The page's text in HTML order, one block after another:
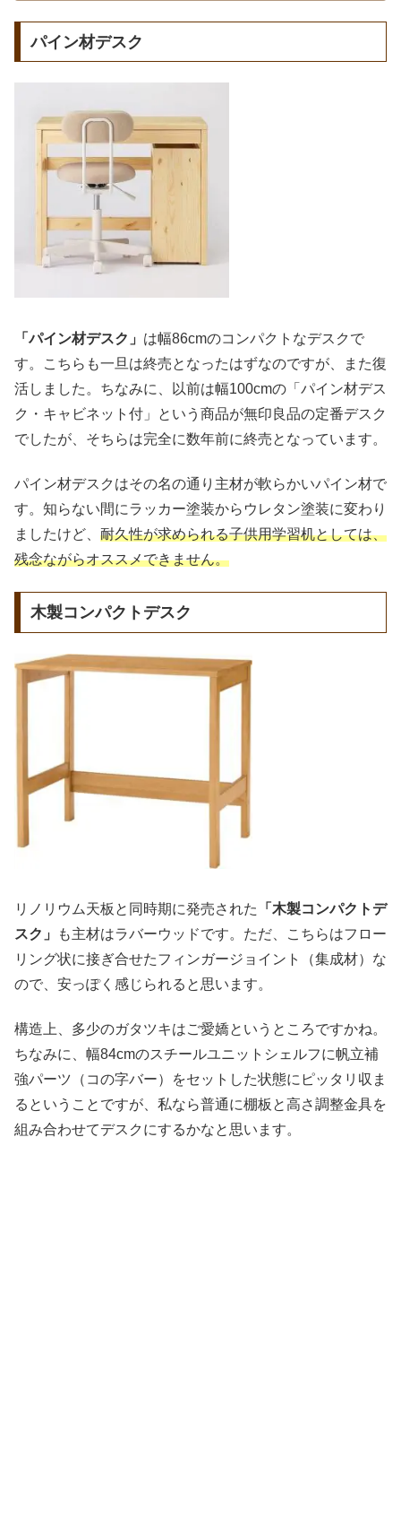
パイン材デスク
「パイン材デスク」 は幅86cmのコンパクトなデスクで
す。こちらも一旦は終売となったはずなのですが、また復
活しました。ちなみに、以前は幅100cmの「パイン材デス
ク・キャビネット付」という商品が無印良品の定番デスク
でしたが、そちらは完全に数年前に終売となっています。
パイン材デスクはその名の通り主材が軟らかいパイン材で
す。知らない間にラッカー塗装からウレタン塗装に変わり
ましたけど、 耐久性が求められる子供用学習机としては、
残念ながらオススメできません。
木製コンパクトデスク
リノリウム天板と同時期に発売された
「木製コンパクトデ
スク」
も主材はラバーウッドです。ただ、こちらはフロー
リング状に接ぎ合せたフィンガージョイント（集成材）な
ので、安っぽく感じられると思います。
構造上、多少のガタツキはご愛嬌というところですかね。
ちなみに、幅84cmのスチールユニットシェルフに帆立補
強パーツ（コの字バー）をセットした状態にピッタリ収ま
るということですが、私なら普通に棚板と高さ調整金具を
組み合わせてデスクにするかなと思います。